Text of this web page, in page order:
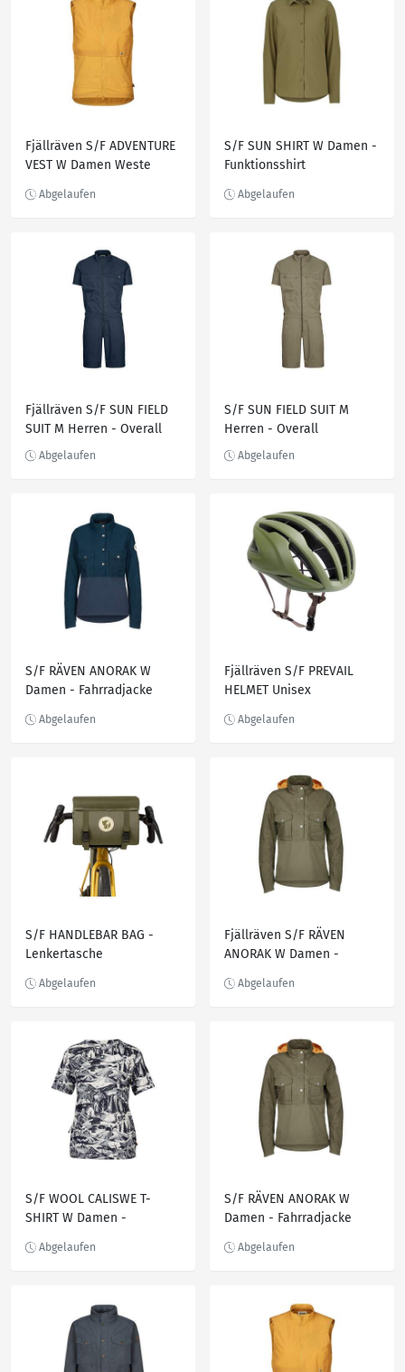
Fjällräven S/F ADVENTURE
VEST W Damen Weste
S/F SUN SHIRT W Damen -
Funktionsshirt
Fjällräven S/F SUN FIELD
SUIT M Herren - Overall
S/F SUN FIELD SUIT M
Herren - Overall
S/F RÄVEN ANORAK W
Damen - Fahrradjacke
Fjällräven S/F PREVAIL
HELMET Unisex
S/F HANDLEBAR BAG -
Lenkertasche
Fjällräven S/F RÄVEN
ANORAK W Damen -
S/F WOOL CALISWE T-
SHIRT W Damen -
S/F RÄVEN ANORAK W
Damen - Fahrradjacke